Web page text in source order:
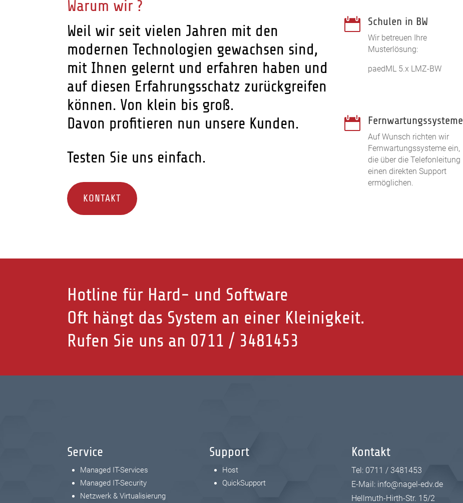
Warum wir ?
Weil wir seit vielen Jahren mit den
modernen Technologien gewachsen sind,
mit Ihnen gelernt und erfahren haben und
auf diesen Erfahrungsschatz zurückgreifen
können. Von klein bis groß.
Davon profitieren nun unsere Kunden.
Testen Sie uns einfach.
KONTAKT
 Schulen in BW
Wir betreuen Ihre
Musterlösung:
paedML 5.x LMZ-BW
 Fernwartungssysteme
Auf Wunsch richten wir
Fernwartungssysteme ein,
die über die Telefonleitung
einen direkten Support
ermöglichen.
Hotline für Hard- und Software
Oft hängt das System an einer Kleinigkeit.
Rufen Sie uns an 0711 / 3481453
Service
Managed IT-Services
Managed IT-Security
Netzwerk & Virtualisierung
Support
Host
QuickSupport
Kontakt
Tel: 0711 / 3481453
E-Mail: info@nagel-edv.de
Hellmuth-Hirth-Str. 15/2